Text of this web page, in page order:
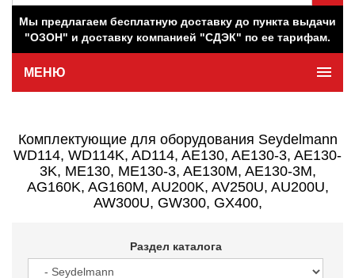
Мы предлагаем бесплатную доставку до пункта выдачи
"ОЗОН" и доставку компанией "СДЭК" по ее тарифам.
МЕНЮ
Комплектующие для оборудования Seydelmann
WD114, WD114K, AD114, AE130, AE130-3, AE130-
3K, ME130, ME130-3, AE130M, AE130-3M,
AG160K, AG160M, AU200K, AV250U, AU200U,
AW300U, GW300, GX400,
Раздел каталога